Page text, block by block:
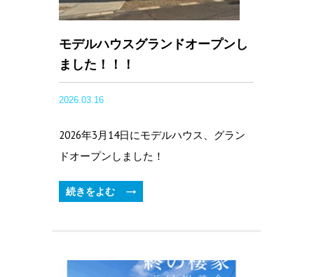
モデルハウスグランドオープンし
ました！！！
2026.03.16
2026年3月14日にモデルハウス、グラン
ドオープンしました！
続きをよむ